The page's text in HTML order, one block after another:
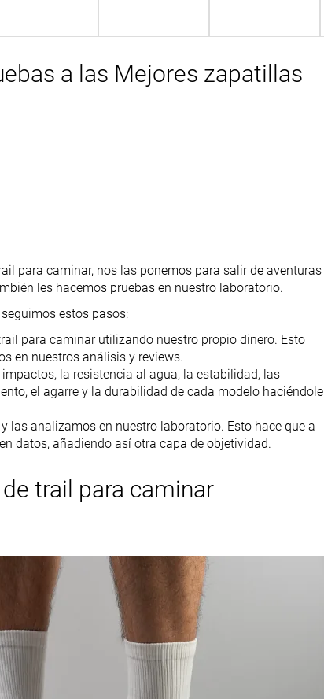
a las Mejores zapatillas
para caminar, nos las ponemos para salir de aventuras
les hacemos pruebas en nuestro laboratorio.
estos pasos:
para caminar utilizando nuestro propio dinero. Esto
en nuestros análisis y reviews.
la resistencia al agua, la estabilidad, las
el agarre y la durabilidad de cada modelo haciéndole
las analizamos en nuestro laboratorio. Esto hace que a
datos, añadiendo así otra capa de objetividad.
trail para caminar